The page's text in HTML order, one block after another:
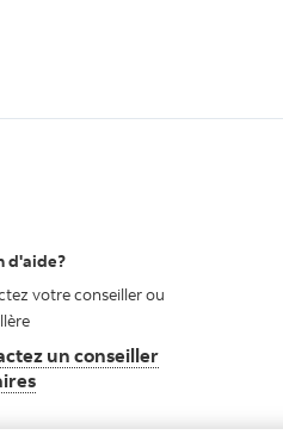
d'aide?
votre conseiller ou
un conseiller